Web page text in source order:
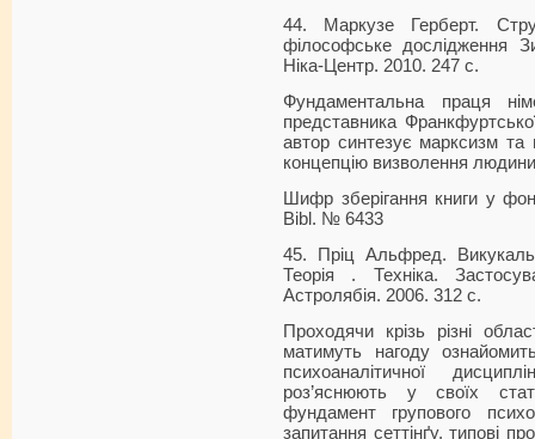
44. Маркузе Герберт.
філософське
Ніка-Центр. 2010. 247 с.
Фундаментальна праця
представника
автор синтезує марксизм та
концепцію визволення
Шифр зберігання книги у
Bibl. № 6433
45. Пріц Альфред. Викукаль
Теорія . Техніка.
Астролябія. 2006. 312 с.
Проходячи крізь різні
матимуть нагоду
психоаналітичної
роз’яснюють у своїх
фундамент групового
запитання сеттінґу, типові